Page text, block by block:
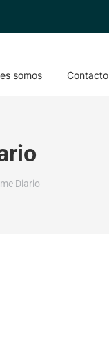
somos Contacto
Diario